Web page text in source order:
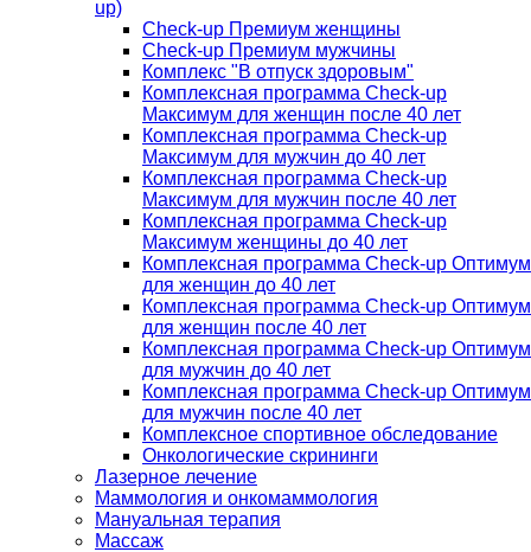
up)
Check-up Премиум женщины
Check-up Премиум мужчины
Комплекс "В отпуск здоровым"
Комплексная программа Check-up
Максимум для женщин после 40 лет
Комплексная программа Check-up
Максимум для мужчин до 40 лет
Комплексная программа Check-up
Максимум для мужчин после 40 лет
Комплексная программа Check-up
Максимум женщины до 40 лет
Комплексная программа Check-up Оптимум
для женщин до 40 лет
Комплексная программа Check-up Оптимум
для женщин после 40 лет
Комплексная программа Check-up Оптимум
для мужчин до 40 лет
Комплексная программа Check-up Оптимум
для мужчин после 40 лет
Комплексное спортивное обследование
Онкологические скрининги
Лазерное лечение
Маммология и онкомаммология
Мануальная терапия
Массаж